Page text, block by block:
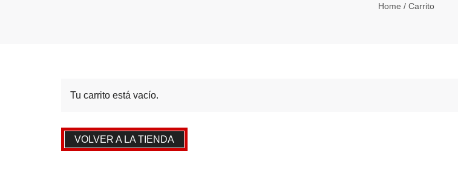
Home / Carrito
Tu carrito está vacío.
VOLVER A LA TIENDA